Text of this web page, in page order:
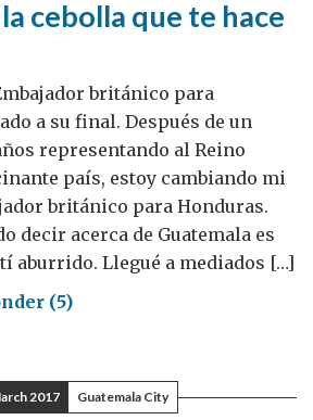
cebolla que te hace
británico para
a su final. Después de un
representando al Reino
país, estoy cambiando mi
británico para Honduras.
decir acerca de Guatemala es
aburrido. Llegué a mediados […]
(5)
2017 Guatemala City